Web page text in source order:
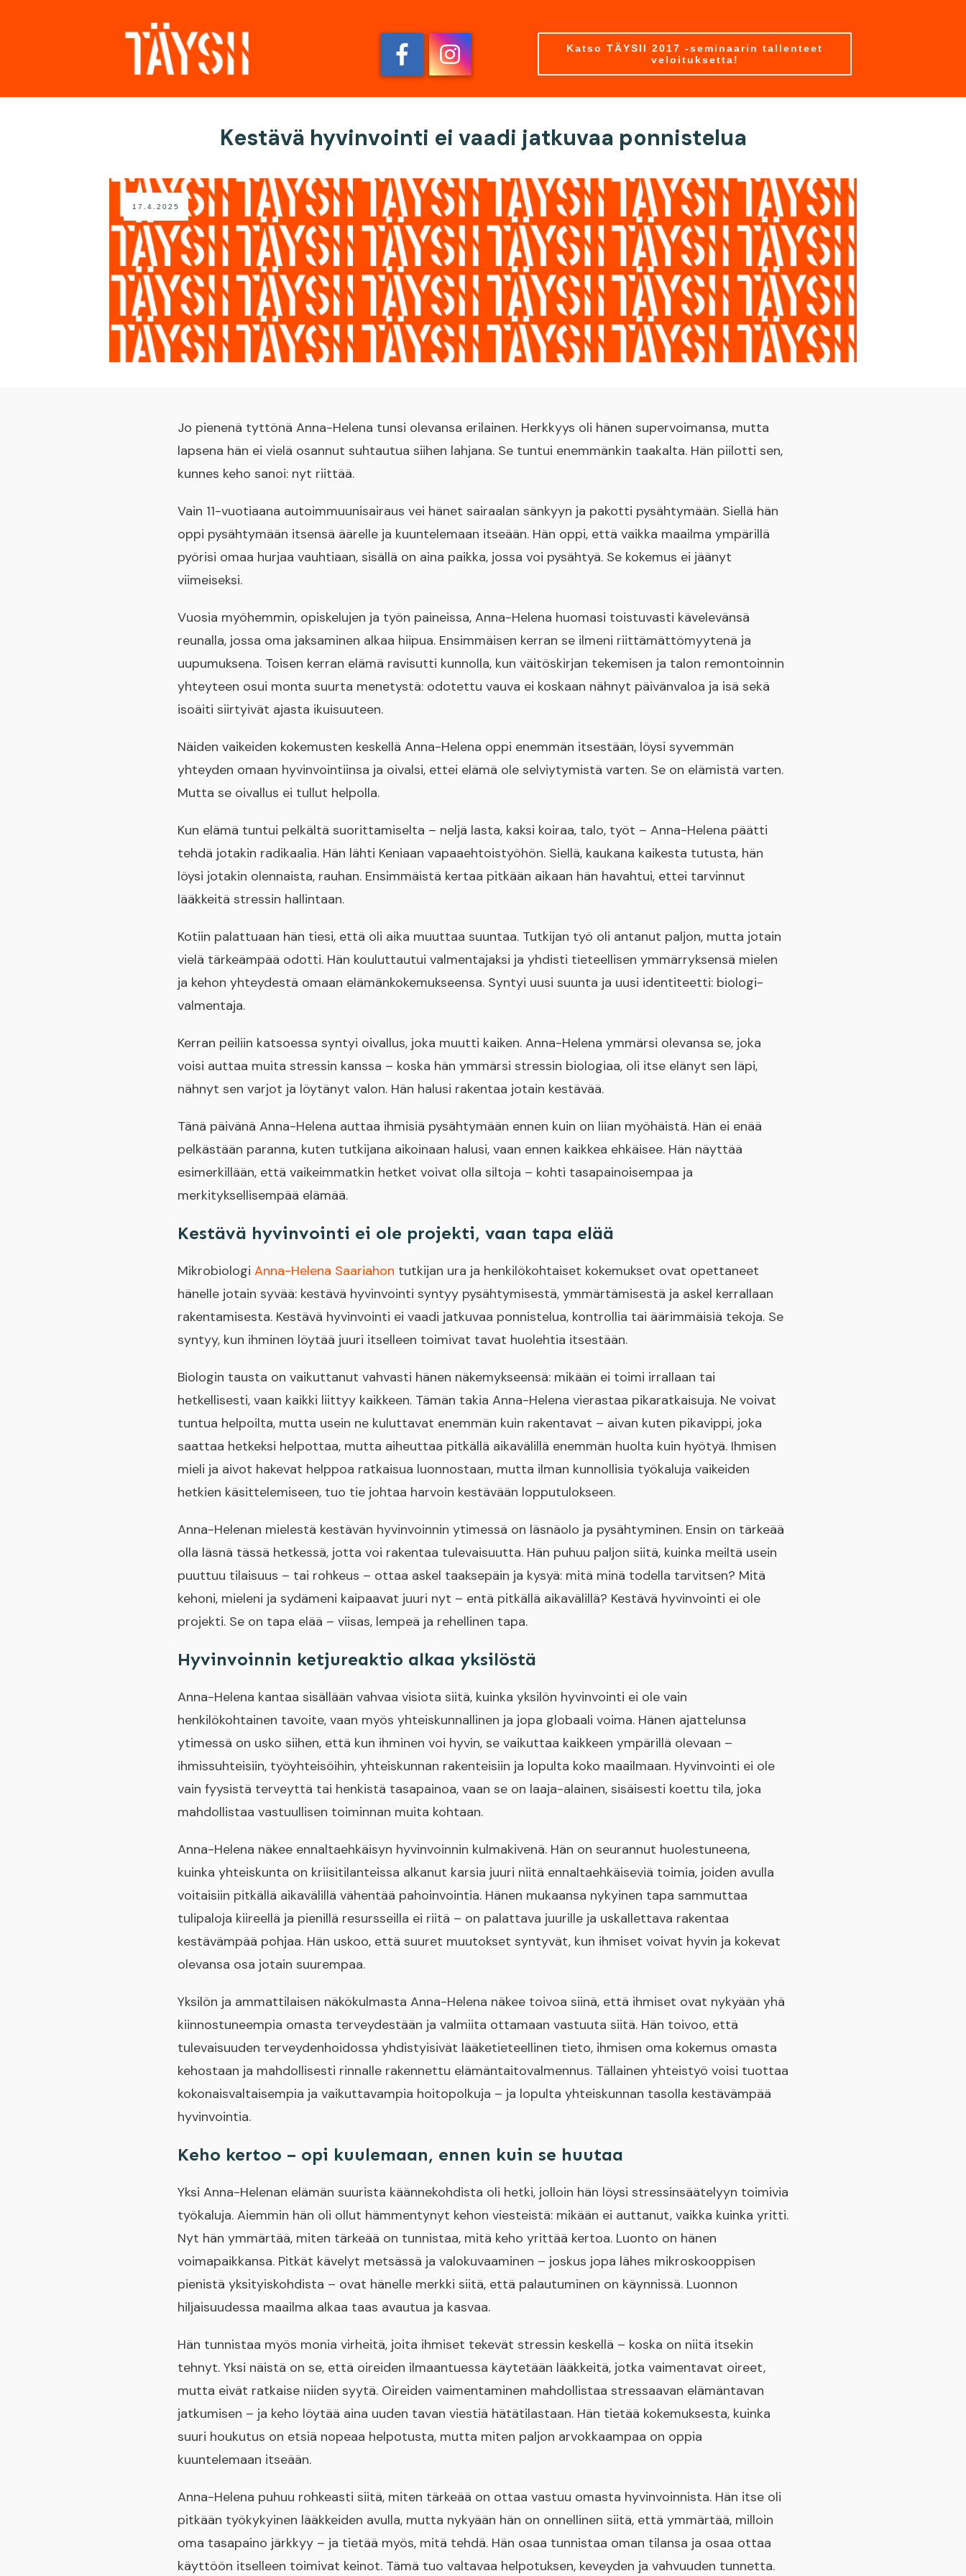
Katso TÄYSII 2017 -seminaarin tallenteet
veloituksetta!
Kestävä hyvinvointi ei vaadi jatkuvaa ponnistelua
17.4.2025
Jo pienenä tyttönä Anna-Helena tunsi olevansa erilainen. Herkkyys oli hänen supervoimansa, mutta
lapsena hän ei vielä osannut suhtautua siihen lahjana. Se tuntui enemmänkin taakalta. Hän piilotti sen,
kunnes keho sanoi: nyt riittää.
Vain 11-vuotiaana autoimmuunisairaus vei hänet sairaalan sänkyyn ja pakotti pysähtymään. Siellä hän
oppi pysähtymään itsensä äärelle ja kuuntelemaan itseään. Hän oppi, että vaikka maailma ympärillä
pyörisi omaa hurjaa vauhtiaan, sisällä on aina paikka, jossa voi pysähtyä. Se kokemus ei jäänyt
viimeiseksi.
Vuosia myöhemmin, opiskelujen ja työn paineissa, Anna-Helena huomasi toistuvasti kävelevänsä
reunalla, jossa oma jaksaminen alkaa hiipua. Ensimmäisen kerran se ilmeni riittämättömyytenä ja
uupumuksena. Toisen kerran elämä ravisutti kunnolla, kun väitöskirjan tekemisen ja talon remontoinnin
yhteyteen osui monta suurta menetystä: odotettu vauva ei koskaan nähnyt päivänvaloa ja isä sekä
isoäiti siirtyivät ajasta ikuisuuteen.
Näiden vaikeiden kokemusten keskellä Anna-Helena oppi enemmän itsestään, löysi syvemmän
yhteyden omaan hyvinvointiinsa ja oivalsi, ettei elämä ole selviytymistä varten. Se on elämistä varten.
Mutta se oivallus ei tullut helpolla.
Kun elämä tuntui pelkältä suorittamiselta – neljä lasta, kaksi koiraa, talo, työt – Anna-Helena päätti
tehdä jotakin radikaalia. Hän lähti Keniaan vapaaehtoistyöhön. Siellä, kaukana kaikesta tutusta, hän
löysi jotakin olennaista, rauhan. Ensimmäistä kertaa pitkään aikaan hän havahtui, ettei tarvinnut
lääkkeitä stressin hallintaan.
Kotiin palattuaan hän tiesi, että oli aika muuttaa suuntaa. Tutkijan työ oli antanut paljon, mutta jotain
vielä tärkeämpää odotti. Hän kouluttautui valmentajaksi ja yhdisti tieteellisen ymmärryksensä mielen
ja kehon yhteydestä omaan elämänkokemukseensa. Syntyi uusi suunta ja uusi identiteetti: biologi-
valmentaja.
Kerran peiliin katsoessa syntyi oivallus, joka muutti kaiken. Anna-Helena ymmärsi olevansa se, joka
voisi auttaa muita stressin kanssa – koska hän ymmärsi stressin biologiaa, oli itse elänyt sen läpi,
nähnyt sen varjot ja löytänyt valon. Hän halusi rakentaa jotain kestävää.
Tänä päivänä Anna-Helena auttaa ihmisiä pysähtymään ennen kuin on liian myöhäistä. Hän ei enää
pelkästään paranna, kuten tutkijana aikoinaan halusi, vaan ennen kaikkea ehkäisee. Hän näyttää
esimerkillään, että vaikeimmatkin hetket voivat olla siltoja – kohti tasapainoisempaa ja
merkityksellisempää elämää.
Kestävä hyvinvointi ei ole projekti, vaan tapa elää
Mikrobiologi Anna-Helena Saariahon tutkijan ura ja henkilökohtaiset kokemukset ovat opettaneet
hänelle jotain syvää: kestävä hyvinvointi syntyy pysähtymisestä, ymmärtämisestä ja askel kerrallaan
rakentamisesta. Kestävä hyvinvointi ei vaadi jatkuvaa ponnistelua, kontrollia tai äärimmäisiä tekoja. Se
syntyy, kun ihminen löytää juuri itselleen toimivat tavat huolehtia itsestään.
Biologin tausta on vaikuttanut vahvasti hänen näkemykseensä: mikään ei toimi irrallaan tai
hetkellisesti, vaan kaikki liittyy kaikkeen. Tämän takia Anna-Helena vierastaa pikaratkaisuja. Ne voivat
tuntua helpoilta, mutta usein ne kuluttavat enemmän kuin rakentavat – aivan kuten pikavippi, joka
saattaa hetkeksi helpottaa, mutta aiheuttaa pitkällä aikavälillä enemmän huolta kuin hyötyä. Ihmisen
mieli ja aivot hakevat helppoa ratkaisua luonnostaan, mutta ilman kunnollisia työkaluja vaikeiden
hetkien käsittelemiseen, tuo tie johtaa harvoin kestävään lopputulokseen.
Anna-Helenan mielestä kestävän hyvinvoinnin ytimessä on läsnäolo ja pysähtyminen. Ensin on tärkeää
olla läsnä tässä hetkessä, jotta voi rakentaa tulevaisuutta. Hän puhuu paljon siitä, kuinka meiltä usein
puuttuu tilaisuus – tai rohkeus – ottaa askel taaksepäin ja kysyä: mitä minä todella tarvitsen? Mitä
kehoni, mieleni ja sydämeni kaipaavat juuri nyt – entä pitkällä aikavälillä? Kestävä hyvinvointi ei ole
projekti. Se on tapa elää – viisas, lempeä ja rehellinen tapa.
Hyvinvoinnin ketjureaktio alkaa yksilöstä
Anna-Helena kantaa sisällään vahvaa visiota siitä, kuinka yksilön hyvinvointi ei ole vain
henkilökohtainen tavoite, vaan myös yhteiskunnallinen ja jopa globaali voima. Hänen ajattelunsa
ytimessä on usko siihen, että kun ihminen voi hyvin, se vaikuttaa kaikkeen ympärillä olevaan –
ihmissuhteisiin, työyhteisöihin, yhteiskunnan rakenteisiin ja lopulta koko maailmaan. Hyvinvointi ei ole
vain fyysistä terveyttä tai henkistä tasapainoa, vaan se on laaja-alainen, sisäisesti koettu tila, joka
mahdollistaa vastuullisen toiminnan muita kohtaan.
Anna-Helena näkee ennaltaehkäisyn hyvinvoinnin kulmakivenä. Hän on seurannut huolestuneena,
kuinka yhteiskunta on kriisitilanteissa alkanut karsia juuri niitä ennaltaehkäiseviä toimia, joiden avulla
voitaisiin pitkällä aikavälillä vähentää pahoinvointia. Hänen mukaansa nykyinen tapa sammuttaa
tulipaloja kiireellä ja pienillä resursseilla ei riitä – on palattava juurille ja uskallettava rakentaa
kestävämpää pohjaa. Hän uskoo, että suuret muutokset syntyvät, kun ihmiset voivat hyvin ja kokevat
olevansa osa jotain suurempaa.
Yksilön ja ammattilaisen näkökulmasta Anna-Helena näkee toivoa siinä, että ihmiset ovat nykyään yhä
kiinnostuneempia omasta terveydestään ja valmiita ottamaan vastuuta siitä. Hän toivoo, että
tulevaisuuden terveydenhoidossa yhdistyisivät lääketieteellinen tieto, ihmisen oma kokemus omasta
kehostaan ja mahdollisesti rinnalle rakennettu elämäntaitovalmennus. Tällainen yhteistyö voisi tuottaa
kokonaisvaltaisempia ja vaikuttavampia hoitopolkuja – ja lopulta yhteiskunnan tasolla kestävämpää
hyvinvointia.
Keho kertoo – opi kuulemaan, ennen kuin se huutaa
Yksi Anna-Helenan elämän suurista käännekohdista oli hetki, jolloin hän löysi stressinsäätelyyn toimivia
työkaluja. Aiemmin hän oli ollut hämmentynyt kehon viesteistä: mikään ei auttanut, vaikka kuinka yritti.
Nyt hän ymmärtää, miten tärkeää on tunnistaa, mitä keho yrittää kertoa. Luonto on hänen
voimapaikkansa. Pitkät kävelyt metsässä ja valokuvaaminen – joskus jopa lähes mikroskooppisen
pienistä yksityiskohdista – ovat hänelle merkki siitä, että palautuminen on käynnissä. Luonnon
hiljaisuudessa maailma alkaa taas avautua ja kasvaa.
Hän tunnistaa myös monia virheitä, joita ihmiset tekevät stressin keskellä – koska on niitä itsekin
tehnyt. Yksi näistä on se, että oireiden ilmaantuessa käytetään lääkkeitä, jotka vaimentavat oireet,
mutta eivät ratkaise niiden syytä. Oireiden vaimentaminen mahdollistaa stressaavan elämäntavan
jatkumisen – ja keho löytää aina uuden tavan viestiä hätätilastaan. Hän tietää kokemuksesta, kuinka
suuri houkutus on etsiä nopeaa helpotusta, mutta miten paljon arvokkaampaa on oppia
kuuntelemaan itseään.
Anna-Helena puhuu rohkeasti siitä, miten tärkeää on ottaa vastuu omasta hyvinvoinnista. Hän itse oli
pitkään työkykyinen lääkkeiden avulla, mutta nykyään hän on onnellinen siitä, että ymmärtää, milloin
oma tasapaino järkkyy – ja tietää myös, mitä tehdä. Hän osaa tunnistaa oman tilansa ja osaa ottaa
käyttöön itselleen toimivat keinot. Tämä tuo valtavaa helpotuksen, keveyden ja vahvuuden tunnetta.